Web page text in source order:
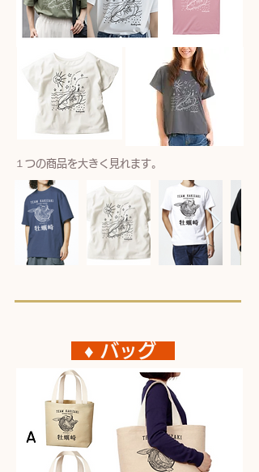
​１つの商品を大きく見れます。
♦︎ バッグ